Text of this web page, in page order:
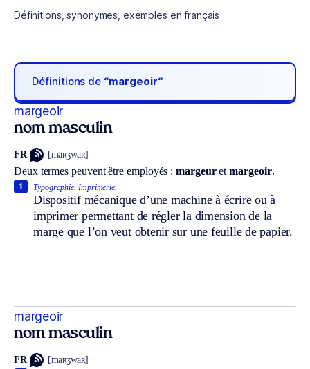
Définitions, synonymes, exemples en français
Définitions de “margeoir“
margeoir
nom masculin
FR [maʀʒwaʀ]
Deux termes peuvent être employés :margeuretmargeoir.
Typographie. Imprimerie.
Dispositif mécanique d’une machine à écrire ou à
imprimer permettant de régler la dimension de la
marge que l’on veut obtenir sur une feuille de papier.
1
margeoir
nom masculin
FR [maʀʒwaʀ]